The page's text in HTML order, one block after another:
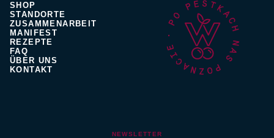
SHOP
STANDORTE
ZUSAMMENARBEIT
MANIFEST
REZEPTE
FAQ
ÜBER UNS
KONTAKT
NEWSLETTER